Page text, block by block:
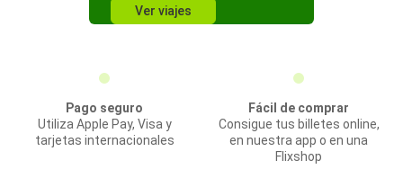
Ver viajes
Pago seguro
Utiliza Apple Pay, Visa y
tarjetas internacionales
Fácil de comprar
Consigue tus billetes online,
en nuestra app o en una
Flixshop